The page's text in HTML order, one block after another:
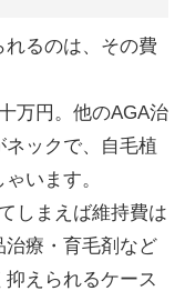
るのは、その費
万円。他のAGA治
ックで、自毛植
います。
しまえば維持費は
療・育毛剤など
えられるケース